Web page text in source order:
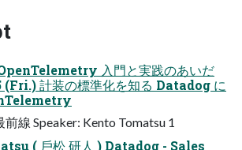
⼊⾨と実践のあいだ
計装の標準化を知る Datadog に
線 Speaker: Kento Tomatsu 1
( ⼾松 研⼈ ) Datadog - Sales